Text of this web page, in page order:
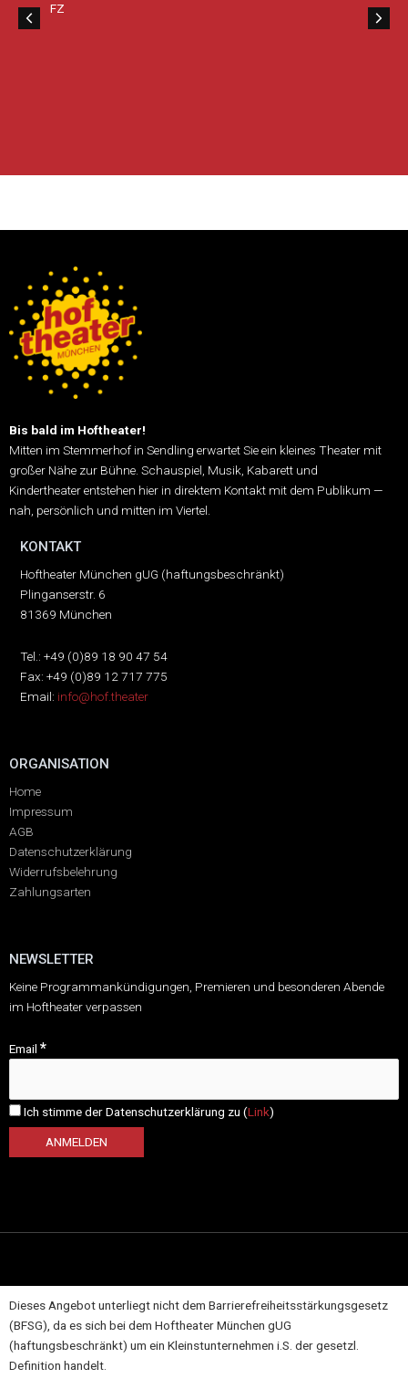
FZ
Bis bald im Hoftheater!
Mitten im Stemmerhof in Sendling erwartet Sie ein kleines Theater mit
großer Nähe zur Bühne. Schauspiel, Musik, Kabarett und
Kindertheater entstehen hier in direktem Kontakt mit dem Publikum —
nah, persönlich und mitten im Viertel.
KONTAKT
Hoftheater München gUG (haftungsbeschränkt)
Plinganserstr. 6
81369 München
Tel.: +49 (0)89 18 90 47 54
Fax: +49 (0)89 12 717 775
Email: info@hof.theater
ORGANISATION
Home
Impressum
AGB
Datenschutzerklärung
Widerrufsbelehrung
Zahlungsarten
NEWSLETTER
Keine Programmankündigungen, Premieren und besonderen Abende
im Hoftheater verpassen
Email *
Ich stimme der Datenschutzerklärung zu (Link)
Dieses Angebot unterliegt nicht dem Barrierefreiheitsstärkungsgesetz
(BFSG), da es sich bei dem Hoftheater München gUG
(haftungsbeschränkt) um ein Kleinstunternehmen i.S. der gesetzl.
Definition handelt.